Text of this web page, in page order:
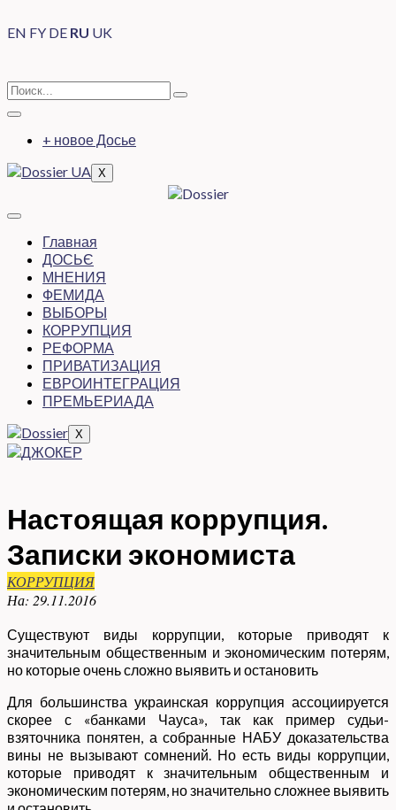
EN FY DE RU UK
+ новое Досье
X
Главная
ДОСЬЄ
МНЕНИЯ
ФЕМИДА
ВЫБОРЫ
КОРРУПЦИЯ
РЕФОРМА
ПРИВАТИЗАЦИЯ
ЕВРОИНТЕГРАЦИЯ
ПРЕМЬЕРИАДА
X
Настоящая коррупция.
Записки экономиста
КОРРУПЦИЯ
На: 29.11.2016
Существуют виды коррупции, которые приводят к
значительным общественным и экономическим потерям,
но которые очень сложно выявить и остановить
Для большинства украинская коррупция ассоциируется
скорее с «банками Чауса», так как пример судьи-
взяточника понятен, а собранные НАБУ доказательства
вины не вызывают сомнений. Но есть виды коррупции,
которые приводят к значительным общественным и
экономическим потерям, но значительно сложнее выявить